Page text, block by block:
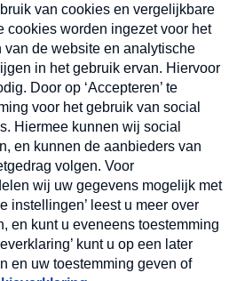
Verzend
abonnement op onze